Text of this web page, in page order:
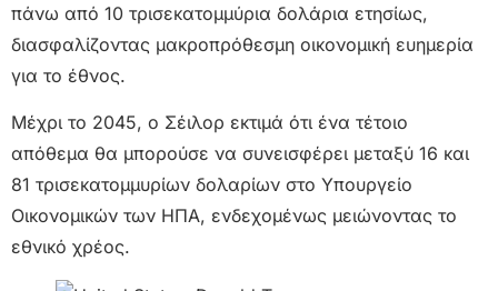
πάνω από 10 τρισεκατομμύρια δολάρια ετησίως,
διασφαλίζοντας μακροπρόθεσμη οικονομική ευημερία
για το έθνος.
Μέχρι το 2045, ο Σέιλορ εκτιμά ότι ένα τέτοιο
απόθεμα θα μπορούσε να συνεισφέρει μεταξύ 16 και
81 τρισεκατομμυρίων δολαρίων στο Υπουργείο
Οικονομικών των ΗΠΑ, ενδεχομένως μειώνοντας το
εθνικό χρέος.